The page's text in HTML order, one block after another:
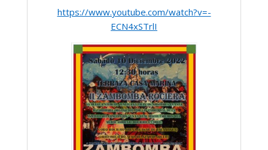
https://www.youtube.com/watch?v=-
ECN4xSTrlI